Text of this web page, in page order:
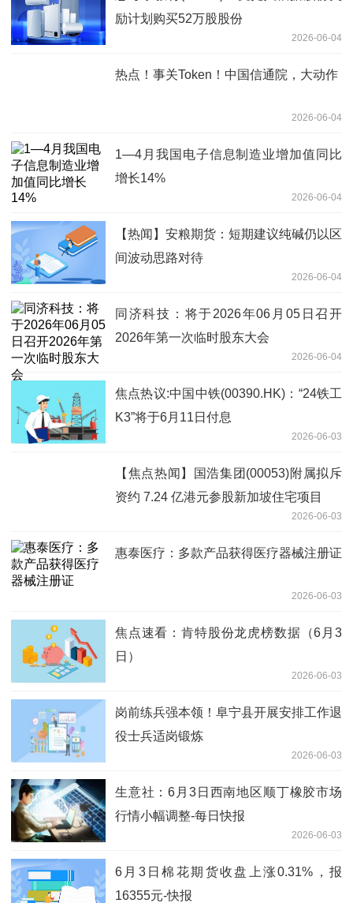
励计划购买52万股股份
2026-06-04
热点！事关Token！中国信通院，大动作
2026-06-04
1—4月我国电子信息制造业增加值同比
增长14%
2026-06-04
【热闻】安粮期货：短期建议纯碱仍以区
间波动思路对待
2026-06-04
同济科技：将于2026年06月05日召开
2026年第一次临时股东大会
2026-06-04
焦点热议:中国中铁(00390.HK)：“24铁工
K3”将于6月11日付息
2026-06-03
【焦点热闻】国浩集团(00053)附属拟斥
资约 7.24 亿港元参股新加坡住宅项目
2026-06-03
惠泰医疗：多款产品获得医疗器械注册证
2026-06-03
焦点速看：肯特股份龙虎榜数据（6月3
日）
2026-06-03
岗前练兵强本领！阜宁县开展安排工作退
役士兵适岗锻炼
2026-06-03
生意社：6月3日西南地区顺丁橡胶市场
行情小幅调整-每日快报
2026-06-03
6月3日棉花期货收盘上涨0.31%，报
16355元-快报